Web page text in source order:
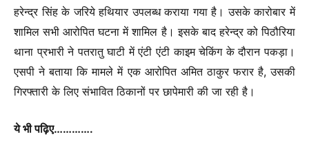
हरेन्द्र सिंह के जरिये हथियार उपलब्ध कराया गया है। उसके कारोबार में
शामिल सभी आरोपित घटना में शामिल है। इसके बाद हरेन्द्र को पिठौरिया
थाना प्रभारी ने पतरातु घाटी में एंटी एंटी काइम चेकिंग के दौरान पकड़ा।
एसपी ने बताया कि मामले में एक आरोपित अमित ठाकुर फरार है, उसकी
गिरफ्तारी के लिए संभावित ठिकानों पर छापेमारी की जा रही है।
ये भी पढ़िए………….